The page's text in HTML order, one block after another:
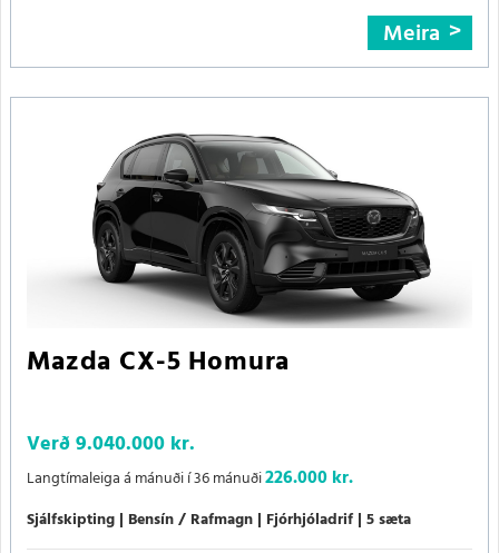
Meira
Mazda CX-5 Homura
Verð9.040.000 kr.
Langtímaleiga á mánuði í 36 mánuði226.000 kr.
Sjálfskipting Bensín / Rafmagn Fjórhjóladrif 5 sæta